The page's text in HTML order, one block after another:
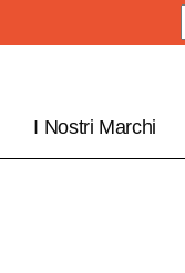
I Nostri Marchi